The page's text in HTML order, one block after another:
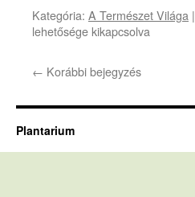
Kategória: A Természet Világa |
lehetősége kikapcsolva
← Korábbi bejegyzés
Plantarium